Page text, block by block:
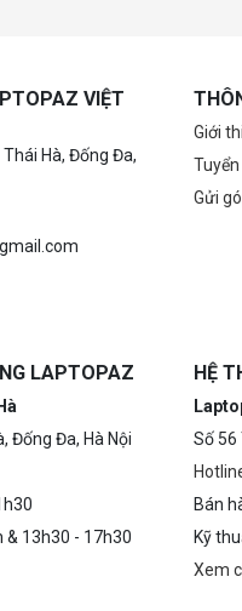
VIỆT
Hà, Đống Đa,
Giới
Gửi
LAPTOPAZ
Đống Đa, Hà Nội
& 13h30 - 17h30
HỆ
Số 56
Bán
Kỹ
Xem